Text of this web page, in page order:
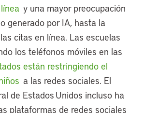
y una mayor preocupación
generado por IA, hasta la
citas en línea. Las escuelas
los teléfonos móviles en las
están restringiendo el
a las redes sociales. El
de Estados Unidos incluso ha
plataformas de redes sociales